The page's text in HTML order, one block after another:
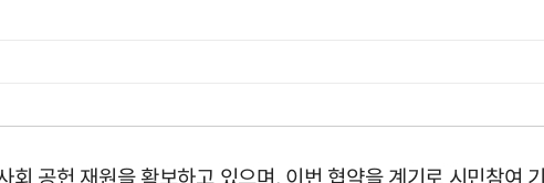
공헌 재원을 확보하고 있으며, 이번 협약을 계기로 시민참여